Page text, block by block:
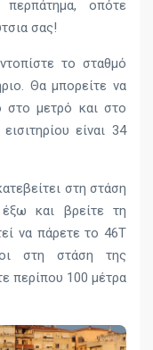
περπάτημα, οπότε
σας!
το σταθμό
Θα μπορείτε να
στο μετρό και στο
είναι 34
στη στάση
και βρείτε τη
να πάρετε το 46T
στη στάση της
περίπου 100 μέτρα